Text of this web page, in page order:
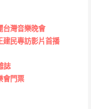
台灣音樂晚會
民專訪影片首播
誌
會門票